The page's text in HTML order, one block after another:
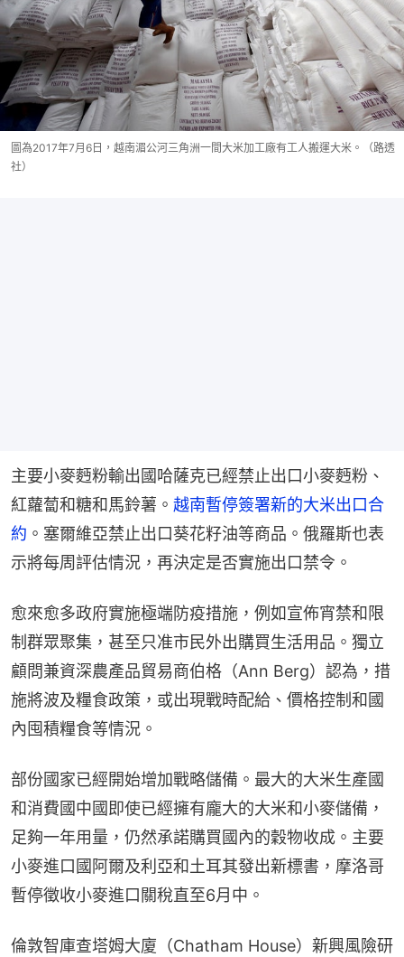
圖為2017年7月6日，越南湄公河三角洲一間大米加工廠有工人搬運大米。（路透
社）
主要小麥麪粉輸出國哈薩克已經禁止出口小麥麪粉、
紅蘿蔔和糖和馬鈴薯。 越南暫停簽署新的大米出口合
約 。塞爾維亞禁止出口葵花籽油等商品。俄羅斯也表
示將每周評估情況，再決定是否實施出口禁令。
愈來愈多政府實施極端防疫措施，例如宣佈宵禁和限
制群眾聚集，甚至只准市民外出購買生活用品。獨立
顧問兼資深農產品貿易商伯格（Ann Berg）認為，措
施將波及糧食政策，或出現戰時配給、價格控制和國
內囤積糧食等情況。
部份國家已經開始增加戰略儲備。最大的大米生產國
和消費國中國即使已經擁有龐大的大米和小麥儲備，
足夠一年用量，仍然承諾購買國內的穀物收成。主要
小麥進口國阿爾及利亞和土耳其發出新標書，摩洛哥
暫停徵收小麥進口關稅直至6月中。
倫敦智庫查塔姆大廈（Chatham House）新興風險研